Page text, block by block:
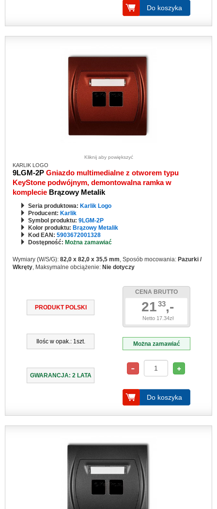
Do koszyka
Kliknij aby powiększyć
KARLIK LOGO
9LGM-2P Gniazdo multimedialne z otworem typu
KeyStone podwójnym, demontowalna ramka w
komplecie Brązowy Metalik
Seria produktowa: Karlik Logo
Producent: Karlik
Symbol produktu: 9LGM-2P
Kolor produktu: Brązowy Metalik
Kod EAN: 5903672001328
Dostępność: Można zamawiać
Wymiary (W/S/G): 82,0 x 82,0 x 35,5 mm, Sposób mocowania: Pazurki /
Wkręty, Maksymalne obciążenie: Nie dotyczy
PRODUKT POLSKI
Ilośc w opak.: 1szt.
GWARANCJA: 2 LATA
CENA BRUTTO
2133,-
Netto 17.34zł
Można zamawiać
Do koszyka